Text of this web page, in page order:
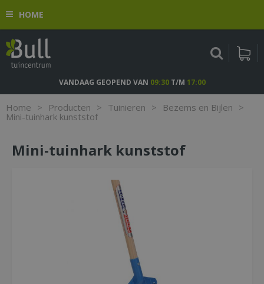
n
o
HOME
Home > Producten > Tuinieren > Bezems en Bijlen >
Mini-tuinhark kunststof
VANDAAG GEOPEND VAN 09:30T/M 17:00
Mini-tuinhark kunststof